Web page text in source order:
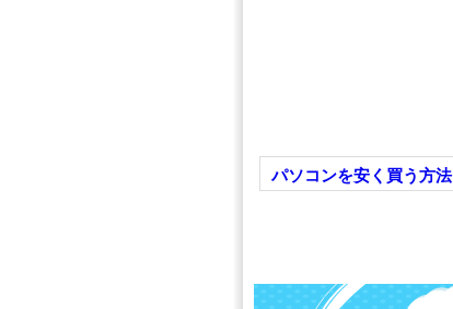
パソコンを安く買う方法